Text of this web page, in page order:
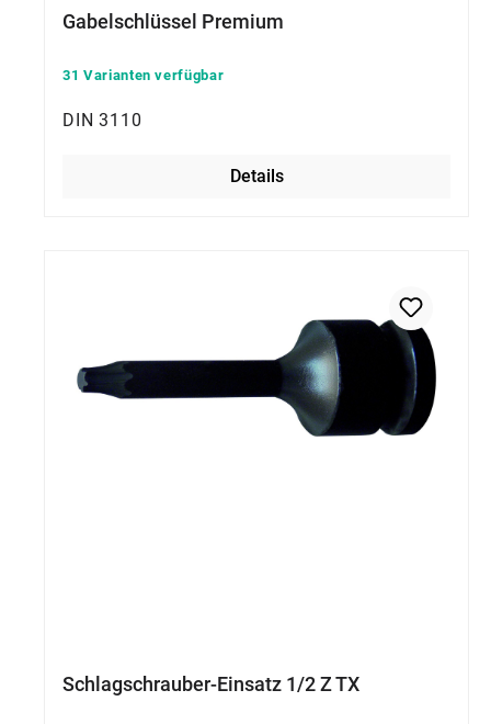
Gabelschlüssel Premium
31 Varianten verfügbar
DIN 3110
Details
Schlagschrauber-Einsatz 1/2 Z TX